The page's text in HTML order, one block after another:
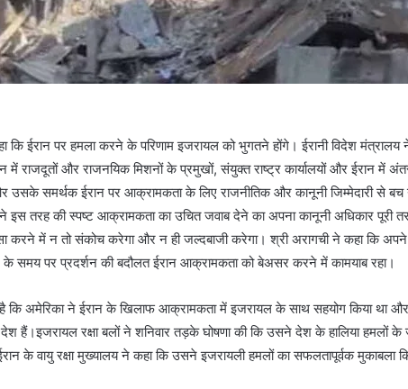
कि ईरान पर हमला करने के परिणाम इजरायल को भुगतने होंगे। ईरानी विदेश
में राजदूतों और राजनयिक मिशनों के प्रमुखों, संयुक्त राष्ट्र कार्यालयों और ईरान में
समर्थक ईरान पर आक्रामकता के लिए राजनीतिक और कानूनी जिम्मेदारी से
इस तरह की स्पष्ट आक्रामकता का उचित जवाब देने का अपना कानूनी अधिकार पूरी
करने में न तो संकोच करेगा और न ही जल्दबाजी करेगा। श्री अरागची ने कहा कि
के समय पर प्रदर्शन की बदौलत ईरान आक्रामकता को बेअसर करने में कामयाब रहा।
कि अमेरिका ने ईरान के खिलाफ आक्रामकता में इजरायल के साथ सहयोग किया था
हैं।इजरायल रक्षा बलों ने शनिवार तड़के घोषणा की कि उसने देश के हालिया हमलों के
के वायु रक्षा मुख्यालय ने कहा कि उसने इजरायली हमलों का सफलतापूर्वक मुकाबला